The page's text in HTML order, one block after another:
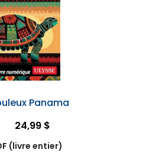
Panama
24,99 $
(livre entier)